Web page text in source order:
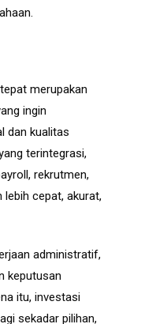
merupakan
ingin
dan kualitas
terintegrasi,
rekrutmen,
lebih cepat, akurat,
administratif,
keputusan
itu, investasi
sekadar pilihan,